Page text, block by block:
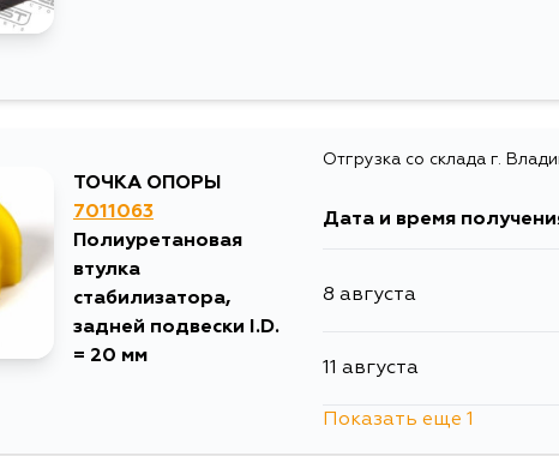
ТОЧКА ОПОРЫ
7011063
Полиуретановая
втулка
стабилизатора,
задней подвески I.D.
= 20 мм
Отгрузка со склада г.
Дата и время
8 августа
11 августа
Показать еще 1